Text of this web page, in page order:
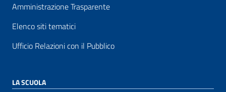
Amministrazione Trasparente
Elenco siti tematici
Ufficio Relazioni con il Pubblico
LA SCUOLA